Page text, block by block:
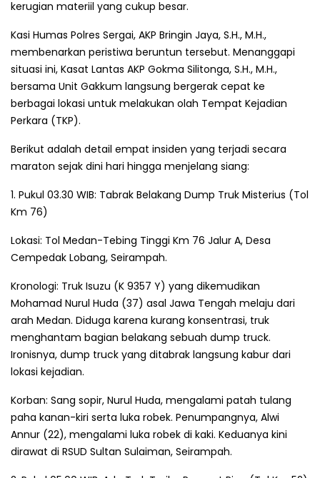
kerugian materiil yang cukup besar.
Kasi Humas Polres Sergai, AKP Bringin Jaya, S.H., M.H.,
membenarkan peristiwa beruntun tersebut. Menanggapi
situasi ini, Kasat Lantas AKP Gokma Silitonga, S.H., M.H.,
bersama Unit Gakkum langsung bergerak cepat ke
berbagai lokasi untuk melakukan olah Tempat Kejadian
Perkara (TKP).
Berikut adalah detail empat insiden yang terjadi secara
maraton sejak dini hari hingga menjelang siang:
1. Pukul 03.30 WIB: Tabrak Belakang Dump Truk Misterius (Tol
Km 76)
Lokasi: Tol Medan-Tebing Tinggi Km 76 Jalur A, Desa
Cempedak Lobang, Seirampah.
Kronologi: Truk Isuzu (K 9357 Y) yang dikemudikan
Mohamad Nurul Huda (37) asal Jawa Tengah melaju dari
arah Medan. Diduga karena kurang konsentrasi, truk
menghantam bagian belakang sebuah dump truck.
Ironisnya, dump truck yang ditabrak langsung kabur dari
lokasi kejadian.
Korban: Sang sopir, Nurul Huda, mengalami patah tulang
paha kanan-kiri serta luka robek. Penumpangnya, Alwi
Annur (22), mengalami luka robek di kaki. Keduanya kini
dirawat di RSUD Sultan Sulaiman, Seirampah.